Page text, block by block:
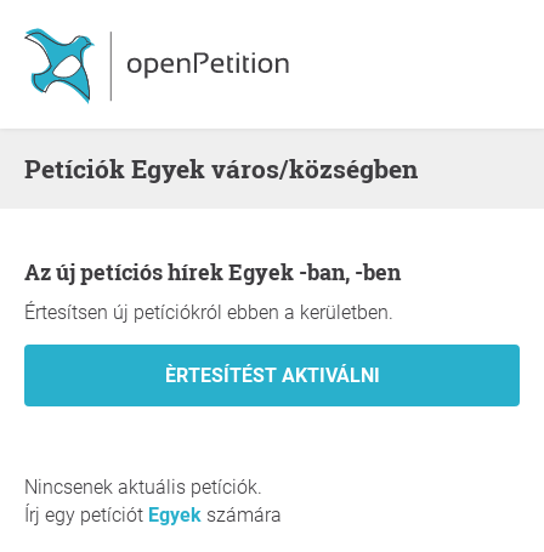
Petíciók Egyek város/községben
Az új petíciós hírek Egyek -ban, -ben
Értesítsen új petíciókról ebben a kerületben.
Nincsenek aktuális petíciók.
Írj egy petíciót Egyek számára